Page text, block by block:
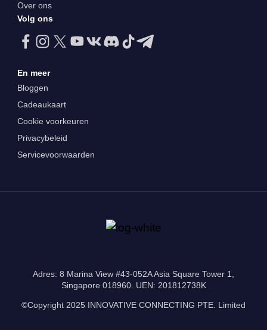
Over ons
Volg ons
En meer
Bloggen
Cadeaukaart
Cookie voorkeuren
Privacybeleid
Servicevoorwaarden
Adres: 8 Marina View #43-052A Asia Square Tower 1,
Singapore 018960. UEN: 201812738K
©Copyright 2025 INNOVATIVE CONNECTING PTE. Limited